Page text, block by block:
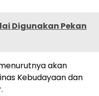
Digunakan Pekan
akan
Kebudayaan dan